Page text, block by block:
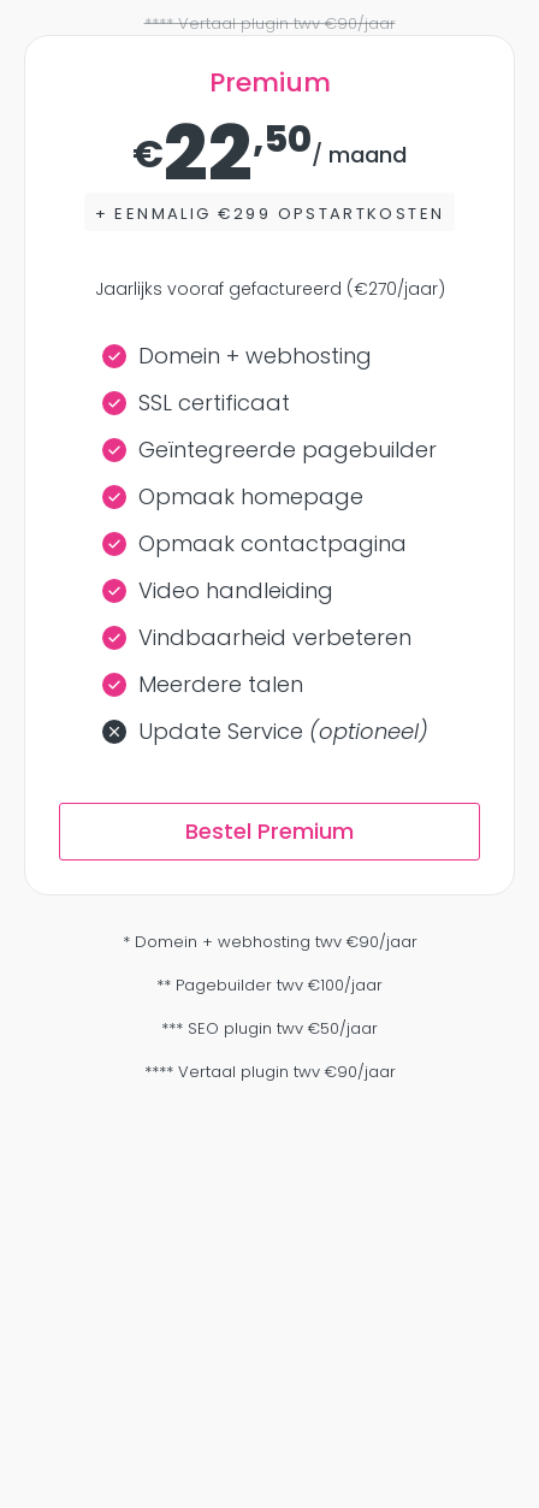
**** Vertaal plugin twv €90/jaar
Premium
€22,50/ maand
+ EENMALIG €299 OPSTARTKOSTEN
Jaarlijks vooraf gefactureerd (€270/jaar)
Domein + webhosting
SSL certificaat
Geïntegreerde pagebuilder
Opmaak homepage
Opmaak contactpagina
Video handleiding
Vindbaarheid verbeteren
Meerdere talen
Update Service (optioneel)
Bestel Premium
* Domein + webhosting twv €90/jaar
** Pagebuilder twv €100/jaar
*** SEO plugin twv €50/jaar
**** Vertaal plugin twv €90/jaar